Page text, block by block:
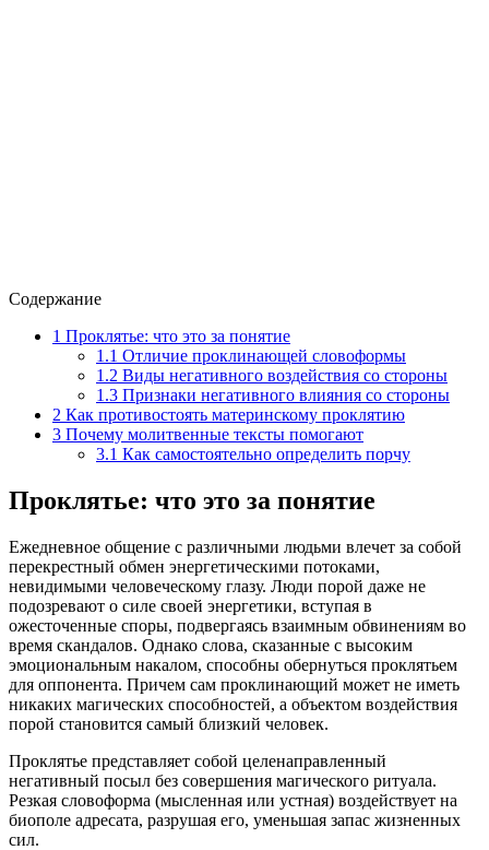
Содержание
1 Проклятье: что это за понятие
1.1 Отличие проклинающей словоформы
1.2 Виды негативного воздействия со стороны
1.3 Признаки негативного влияния со стороны
2 Как противостоять материнскому проклятию
3 Почему молитвенные тексты помогают
3.1 Как самостоятельно определить порчу
Проклятье: что это за понятие
Ежедневное общение с различными людьми влечет за собой
перекрестный обмен энергетическими потоками,
невидимыми человеческому глазу. Люди порой даже не
подозревают о силе своей энергетики, вступая в
ожесточенные споры, подвергаясь взаимным обвинениям во
время скандалов. Однако слова, сказанные с высоким
эмоциональным накалом, способны обернуться проклятьем
для оппонента. Причем сам проклинающий может не иметь
никаких магических способностей, а объектом воздействия
порой становится самый близкий человек.
Проклятье представляет собой целенаправленный
негативный посыл без совершения магического ритуала.
Резкая словоформа (мысленная или устная) воздействует на
биополе адресата, разрушая его, уменьшая запас жизненных
сил.